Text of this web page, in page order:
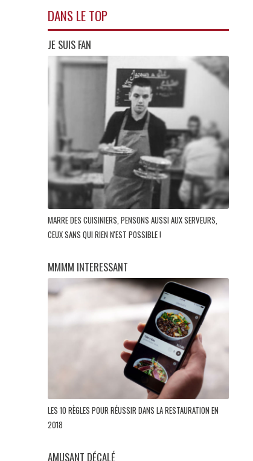
DANS LE TOP
JE SUIS FAN
MARRE DES CUISINIERS, PENSONS AUSSI AUX SERVEURS,
CEUX SANS QUI RIEN N'EST POSSIBLE !
MMMM INTERESSANT
LES 10 RÈGLES POUR RÉUSSIR DANS LA RESTAURATION EN
2018
AMUSANT DÉCALÉ